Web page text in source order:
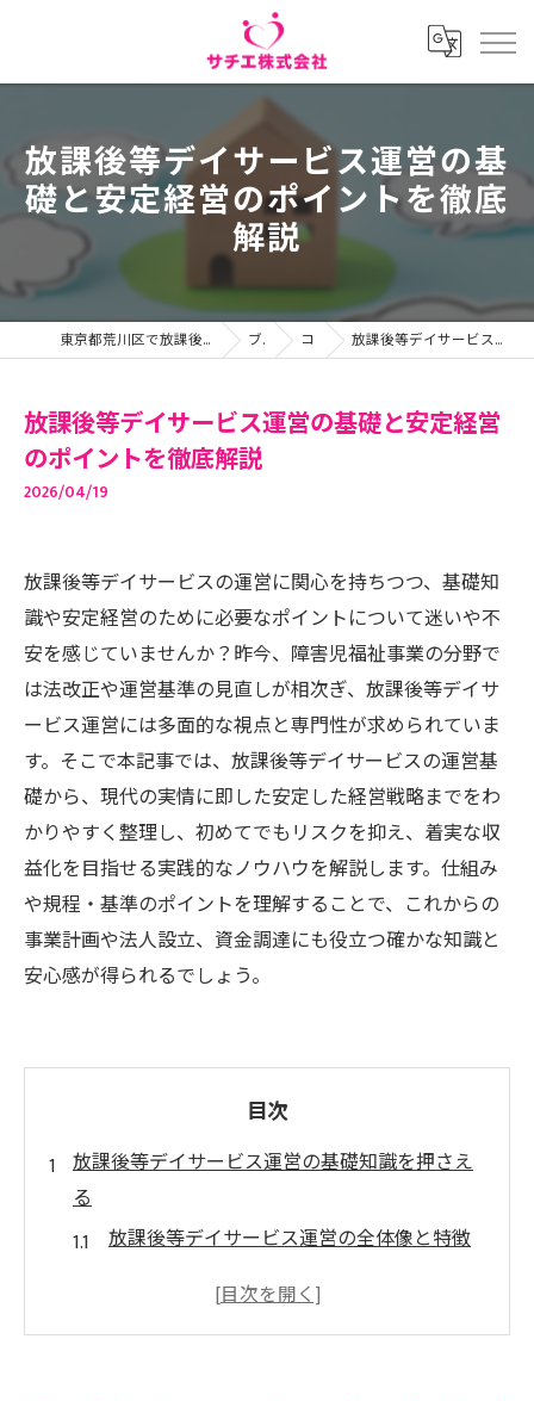
放課後等デイサービス運営の基
礎と安定経営のポイントを徹底
解説
東京都荒川区で放課後等デイサービスの求人ならサチエ株式会社 ブログ コラム 放課後等デイサービス運営の基礎と安定経営のポイントを徹底解説
放課後等デイサービス運営の基礎と安定経営
のポイントを徹底解説
2026/04/19
放課後等デイサービスの運営に関心を持ちつつ、基礎知
識や安定経営のために必要なポイントについて迷いや不
安を感じていませんか？昨今、障害児福祉事業の分野で
は法改正や運営基準の見直しが相次ぎ、放課後等デイサ
ービス運営には多面的な視点と専門性が求められていま
す。そこで本記事では、放課後等デイサービスの運営基
礎から、現代の実情に即した安定した経営戦略までをわ
かりやすく整理し、初めてでもリスクを抑え、着実な収
益化を目指せる実践的なノウハウを解説します。仕組み
や規程・基準のポイントを理解することで、これからの
事業計画や法人設立、資金調達にも役立つ確かな知識と
安心感が得られるでしょう。
目次
放課後等デイサービス運営の基礎知識を押さえ
る
放課後等デイサービス運営の全体像と特徴